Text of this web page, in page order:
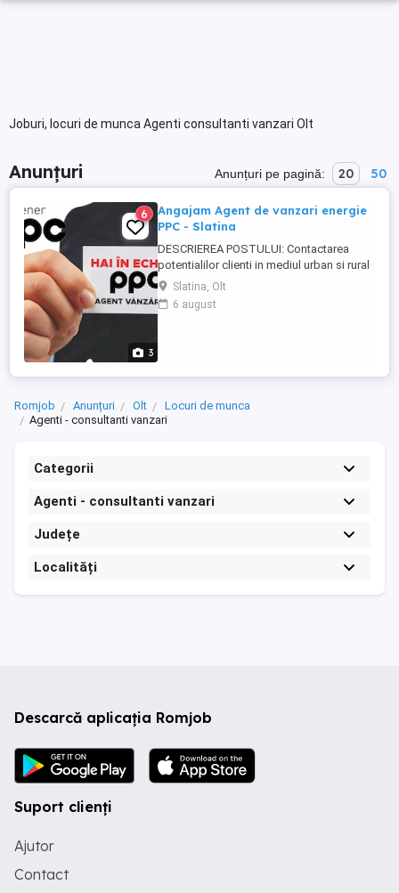
Joburi, locuri de munca Agenti consultanti vanzari Olt
Anunțuri Anunțuri pe pagină: 20 50
3
6
Angajam Agent de vanzari energie
PPC - Slatina
DESCRIEREA POSTULUI: Contactarea
potentialilor clienti in mediul urban si rural
Activitate pe teren - door to door:
persoane fizice, persoane juridice,
asociatii, primarii Promovarea imaginii si
Slatina, Olt
6 august
Romjob Anunțuri Olt
Locuri de munca
Agenti - consultanti vanzari
Categorii
Agenti - consultanti vanzari
Județe
Localități
Descarcă aplicația Romjob
Suport clienți
Ajutor
Contact